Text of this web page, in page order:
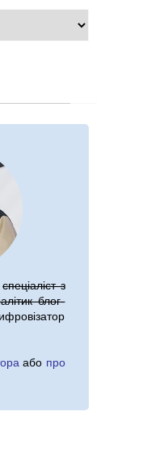
спеціаліст з
блог-
або про